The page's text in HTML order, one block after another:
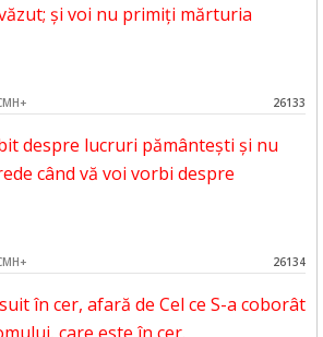
și voi nu primiți mărturia
26133
despre lucruri pământești și nu
când vă voi vorbi despre
26134
în cer, afară de Cel ce S-a coborât